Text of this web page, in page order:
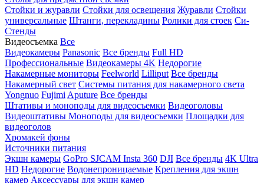
Стойки и журавли Стойки для освещения Журавли Стойки
универсальные Штанги, перекладины Ролики для стоек Си-
Стенды
Видеосъемка Все
Видеокамеры Panasonic Все бренды Full HD
Профессиональные Видеокамеры 4K Недорогие
Накамерные мониторы Feelworld Lilliput Все бренды
Накамерный свет Системы питания для накамерного света
Yongnuo Fujimi Aputure Все бренды
Штативы и моноподы для видеосъемки Видеоголовы
Видеоштативы Моноподы для видеосъемки Площадки для
видеоголов
Хромакей фоны
Источники питания
Экшн камеры GoPro SJCAM Insta 360 DJI Все бренды 4K Ultra
HD Недорогие Водонепроницаемые Крепления для экшн
камер Аксессуары для экшн камер